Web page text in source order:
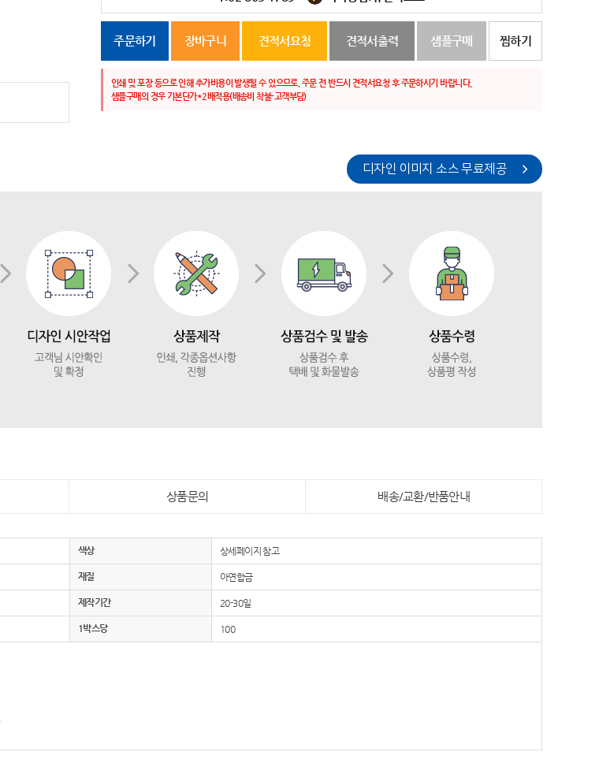
주문하기 장바구니 견적서요청 견적서출력 샘플구매 찜하기
인쇄 및 포장 등으로 인해 추가비용이 발생될 수 있으므로, 주문 전 반드시 견적서요청 후 주문하시기 바랍니다.
샘플구매의 경우 기본단가*2배적용(배송비 착불-고객부담)
디자인 이미지 소스 무료제공
상품문의 배송/교환/반품안내
색상 상세페이지 참고
재질 아연합금
제작기간 20-30일
1박스당 100